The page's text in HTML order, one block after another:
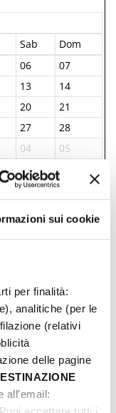
sui cookie
per finalità:
analitiche (per le
(relativi
delle pagine
all'email:
Sab
Dom
06
07
13
14
20
21
27
28
04
05
11
Marina
anche